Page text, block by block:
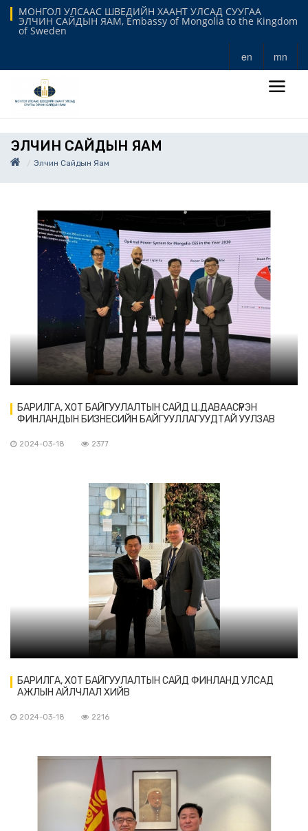
МОНГОЛ УЛСААС ШВЕДИЙН ХААНТ УЛСАД СУУГАА
ЭЛЧИН САЙДЫН ЯАМ, Embassy of Mongolia to the Kingdom
of Sweden
en mn
ЭЛЧИН САЙДЫН ЯАМ
Элчин Сайдын Яам
БАРИЛГА, ХОТ БАЙГУУЛАЛТЫН САЙД Ц.ДАВААСҮРЭН
ФИНЛАНДЫН БИЗНЕСИЙН БАЙГУУЛЛАГУУДТАЙ УУЛЗАВ
2024-03-18 2377
БАРИЛГА, ХОТ БАЙГУУЛАЛТЫН САЙД ФИНЛАНД УЛСАД
АЖЛЫН АЙЛЧЛАЛ ХИЙВ
2024-03-18 2216